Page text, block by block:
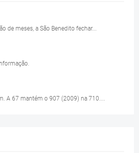
de meses, a São Benedito fechar...
A 67 mantém o 907 (2009) na 710....